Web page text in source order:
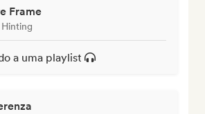
Frame
a uma playlist